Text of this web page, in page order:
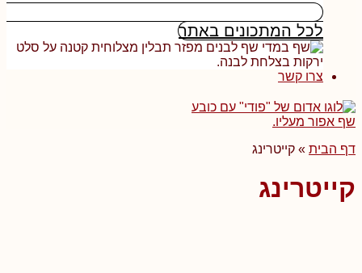
לכל המתכונים באתר
צרו קשר
דף הבית » קייטרינג
קייטרינג